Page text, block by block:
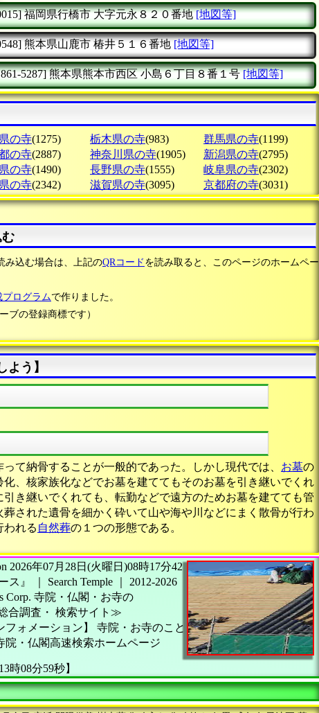
福岡県行橋市大字元永８２０番地 [地図等]
熊本県山鹿市椿井５１６番地 [地図等]
5287] 熊本県熊本市西区小島６丁目８番１号 [地図等]
の寺(1275) 栃木県の寺(983) 群馬県の寺(1199)
の寺(2887) 神奈川県の寺(1905) 新潟県の寺(2795)
の寺(1490) 長野県の寺(1555) 岐阜県の寺(2302)
の寺(2342) 滋賀県の寺(3095) 京都府の寺(3031)
み込む場合は、上記のQRコード を読み取ると、このページのホームペー
プログラムで作りました。
ブの登録商標です）
よう】
て納骨することが一般的であった。しかし現代では、 お墓の
、核家族化などでお墓を建ててもそのお墓を引き継いでくれ
き継いでくれても、転勤などで遠方のためお墓を建てても管
された遺骨を細かく砕いて山や海や川などにまく散骨が行わ
われる 自然葬の１つの形態である。
2026年07月28日(火曜日)08時17分42
ス』 ｜ Search Temple
2012-2026
Corp. 寺院・仏閣・お寺の
合調査・ 検索サイト≫
フォメーション】
寺院・お寺のこと
院・仏閣高速検索ホームページ
時08分59秒】